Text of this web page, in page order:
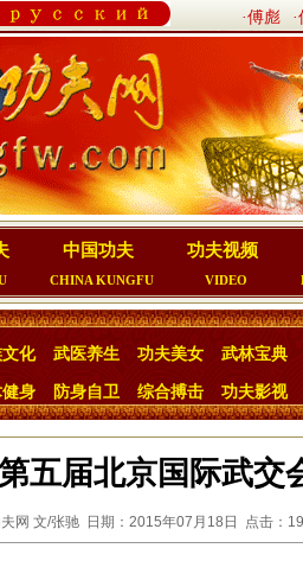
·傅彪
中国功夫
CHINA KUNGFU
功夫视频
VIDEO
文化 武医养生 功夫美女 武林宝典
身 防身自卫 综合搏击 功夫影视
五届北京国际武交
夫网 文/张驰 日期：2015年07月18日 点击：